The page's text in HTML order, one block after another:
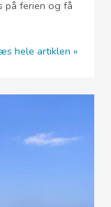
på ferien og få
hele artiklen